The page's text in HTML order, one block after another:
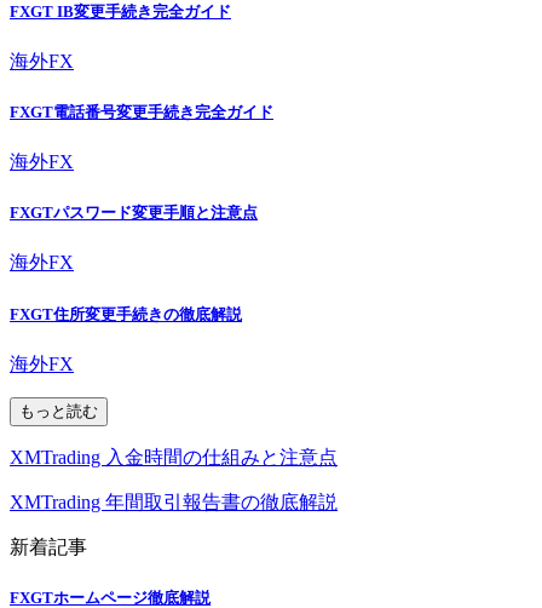
FXGT IB変更手続き完全ガイド
海外FX
FXGT電話番号変更手続き完全ガイド
海外FX
FXGTパスワード変更手順と注意点
海外FX
FXGT住所変更手続きの徹底解説
海外FX
もっと読む
XMTrading 入金時間の仕組みと注意点
XMTrading 年間取引報告書の徹底解説
新着記事
FXGTホームページ徹底解説